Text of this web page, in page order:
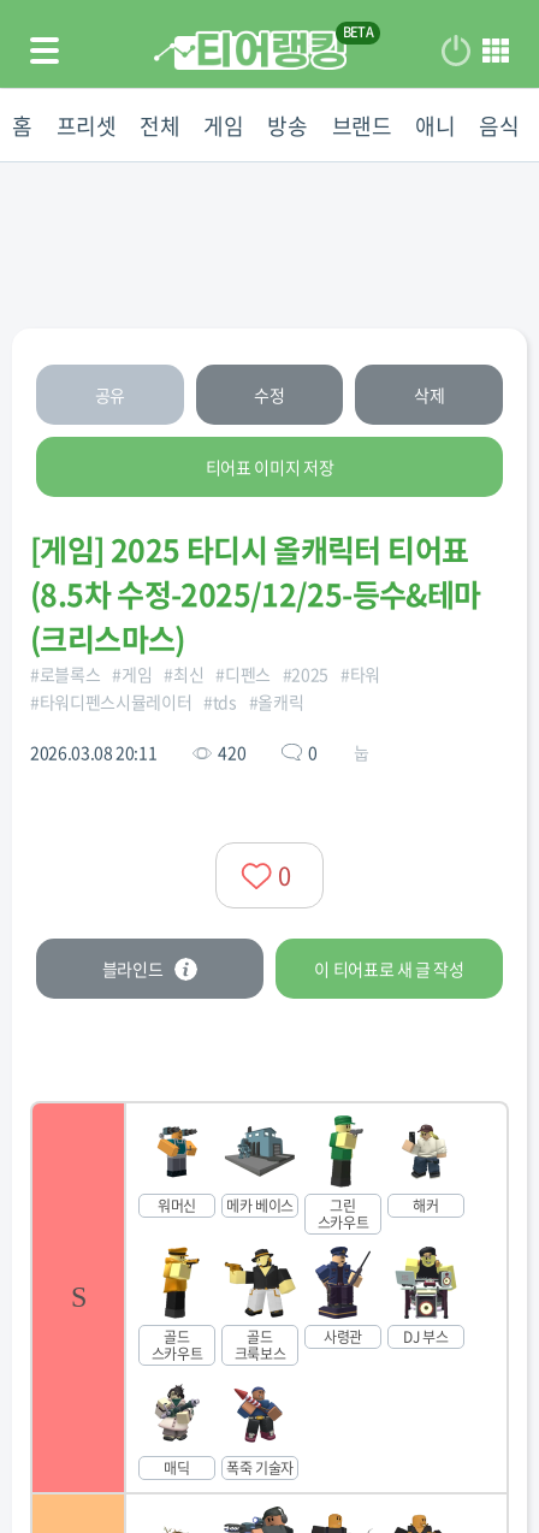
홈 프리셋 전체 게임 방송 브랜드 애니 음식
공유 수정 삭제
티어표 이미지 저장
[게임] 2025 타디시 올캐릭터 티어표
(8.5차 수정-2025/12/25-등수&테마
(크리스마스)
#로블록스 #게임 #최신 #디펜스 #2025 #타워
#타워디펜스시뮬레이터 #tds #올캐릭
2026.03.08 20:11 420 0 눕
0
블라인드 이 티어표로 새 글 작성
S
워머신 메카 베이스 그린
스카우트
해커
골드
스카우트
골드
크룩보스
사령관 DJ 부스
매딕 폭죽 기술자